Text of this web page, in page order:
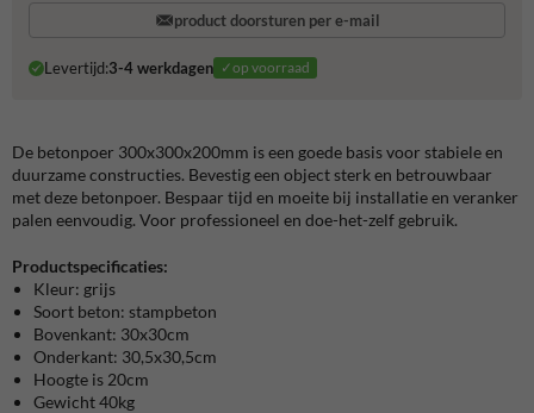
product doorsturen per e-mail
Levertijd:3-4 werkdagen ✓op voorraad
De betonpoer 300x300x200mm is een goede basis voor stabiele en
duurzame constructies. Bevestig een object sterk en betrouwbaar
met deze betonpoer. Bespaar tijd en moeite bij installatie en veranker
palen eenvoudig. Voor professioneel en doe-het-zelf gebruik.
Productspecificaties:
Kleur: grijs
Soort beton: stampbeton
Bovenkant: 30x30cm
Onderkant: 30,5x30,5cm
Hoogte is 20cm
Gewicht 40kg